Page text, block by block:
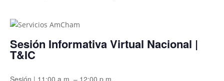
Sesión Informativa Virtual Nacional |
T&IC
Sesión | 11:00 a.m. – 12:00 p.m.